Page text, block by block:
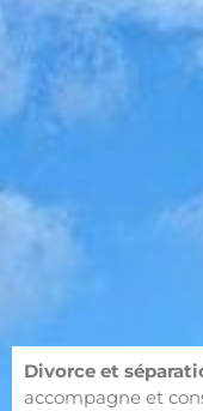
Divorce et
accompagne et